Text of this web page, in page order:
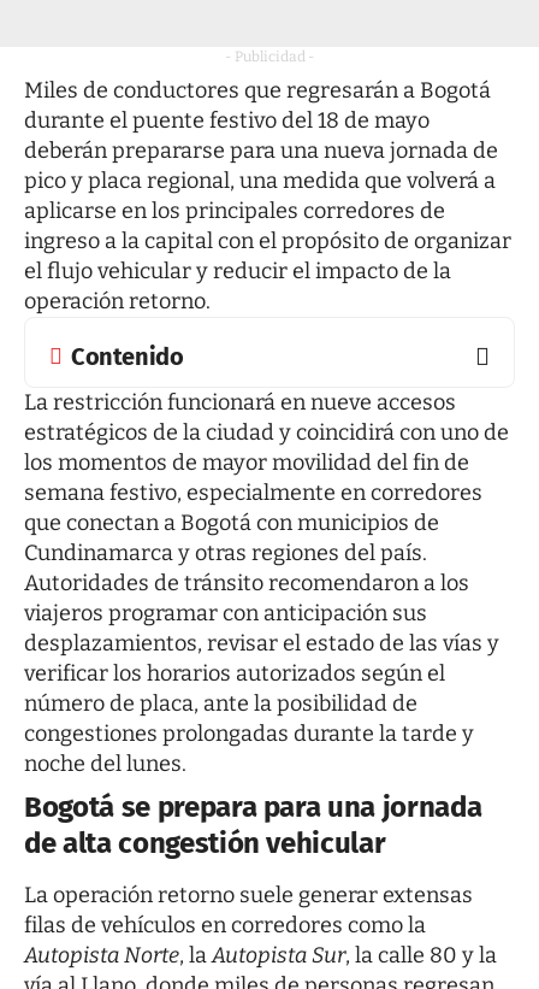
- Publicidad -
Miles de conductores que regresarán a Bogotá
durante el puente festivo del 18 de mayo
deberán prepararse para una nueva jornada de
pico y placa regional, una medida que volverá a
aplicarse en los principales corredores de
ingreso a la capital con el propósito de organizar
el flujo vehicular y reducir el impacto de la
operación retorno.
Contenido
La restricción funcionará en nueve accesos
estratégicos de la ciudad y coincidirá con uno de
los momentos de mayor movilidad del fin de
semana festivo, especialmente en corredores
que conectan a Bogotá con municipios de
Cundinamarca y otras regiones del país.
Autoridades de tránsito recomendaron a los
viajeros programar con anticipación sus
desplazamientos, revisar el estado de las vías y
verificar los horarios autorizados según el
número de placa, ante la posibilidad de
congestiones prolongadas durante la tarde y
noche del lunes.
Bogotá se prepara para una jornada
de alta congestión vehicular
La operación retorno suele generar extensas
filas de vehículos en corredores como la
Autopista Norte, laAutopista Sur, la calle 80 y la